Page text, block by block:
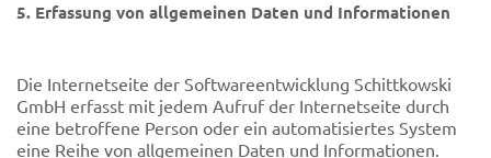
5. Erfassung von allgemeinen Daten und Informationen
Die Internetseite der Softwareentwicklung Schittkowski
GmbH erfasst mit jedem Aufruf der Internetseite durch
eine betroffene Person oder ein automatisiertes System
eine Reihe von allgemeinen Daten und Informationen.